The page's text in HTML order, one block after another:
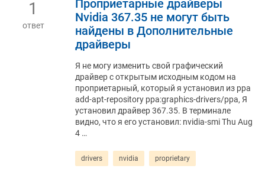
1
ответ
Проприетарные драйверы
Nvidia 367.35 не могут быть
найдены в Дополнительные
драйверы
Я не могу изменить свой графический
драйвер с открытым исходным кодом на
проприетарный, который я установил из ppa
add-apt-repository ppa:graphics-drivers/ppa, Я
установил драйвер 367.35. В терминале
видно, что я его установил: nvidia-smi Thu Aug
4 …
drivers nvidia proprietary